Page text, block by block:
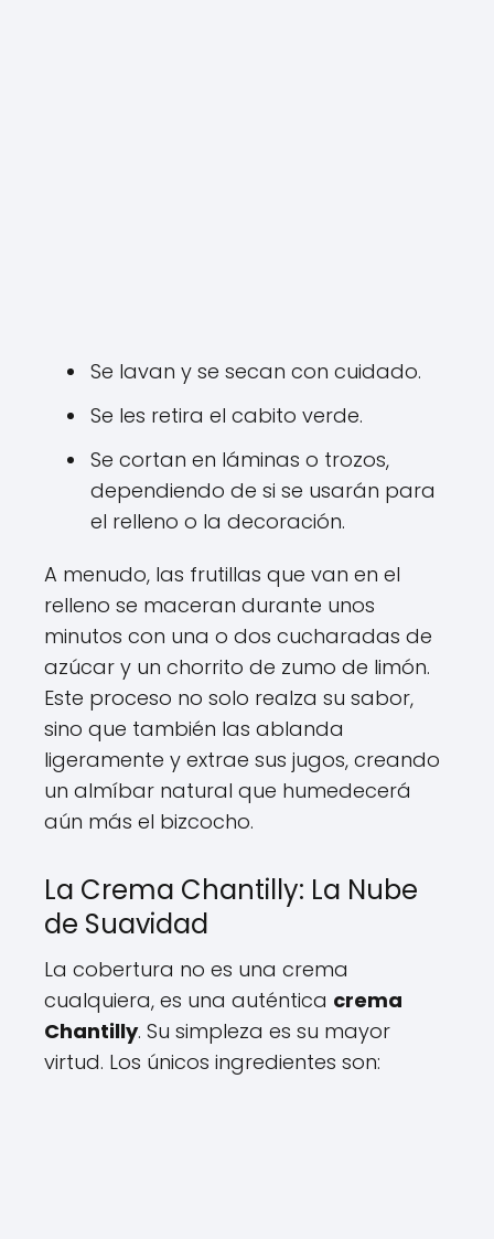
Se lavan y se secan con cuidado.
Se les retira el cabito verde.
Se cortan en láminas o trozos,
dependiendo de si se usarán para
el relleno o la decoración.
A menudo, las frutillas que van en el
relleno se maceran durante unos
minutos con una o dos cucharadas de
azúcar y un chorrito de zumo de limón.
Este proceso no solo realza su sabor,
sino que también las ablanda
ligeramente y extrae sus jugos, creando
un almíbar natural que humedecerá
aún más el bizcocho.
La Crema Chantilly: La Nube
de Suavidad
La cobertura no es una crema
cualquiera, es una auténtica crema
Chantilly. Su simpleza es su mayor
virtud. Los únicos ingredientes son: